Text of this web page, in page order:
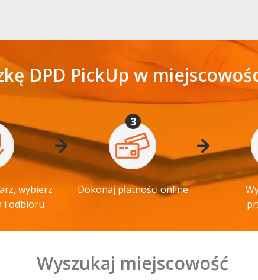
DPD PickUp w
wybierz
i odbioru
3
Dokonaj płatności online
Wyszukaj miejscowość